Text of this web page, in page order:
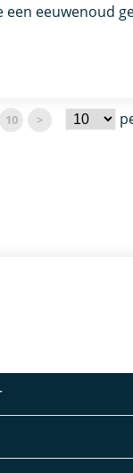
een eeuwenoud
10 >